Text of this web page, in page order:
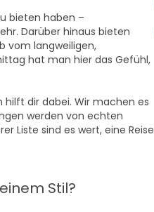
bieten haben –
Darüber hinaus bieten
vom langweiligen,
hat man hier das Gefühl,
hilft dir dabei. Wir machen es
werden von echten
Liste sind es wert, eine Reise
Stil?